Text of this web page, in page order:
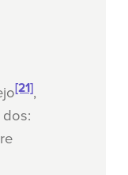
[21],